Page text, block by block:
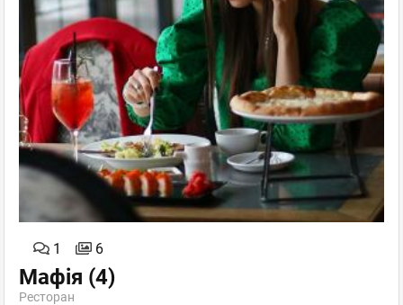
1 6
Мафія (4)
Ресторан